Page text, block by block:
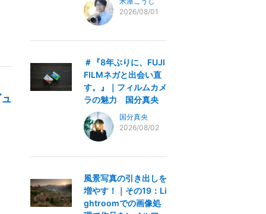
2026/08/01
＃『8年ぶりに、FUJI
FILMネガと出会い直
す。』｜フィルムカメ
ラの魅力 国分真央
国分真央
2026/08/02
風景写真の引き出しを
増やす！｜その19：Li
ghtroomでの画像処